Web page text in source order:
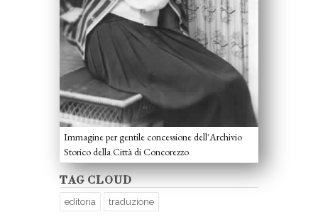
Immagine per gentile concessione dell'Archivio
Storico della Città di Concorezzo
TAG CLOUD
editoria traduzione